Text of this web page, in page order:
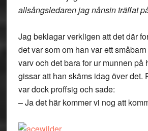
allsångsledaren jag nånsin träffat
Jag beklagar verkligen att det där
det var som om han var ett
varv och det bara for ur munnen på
gissar att han skäms idag över det.
var dock proffsig och sade:
– Ja det här kommer vi nog att